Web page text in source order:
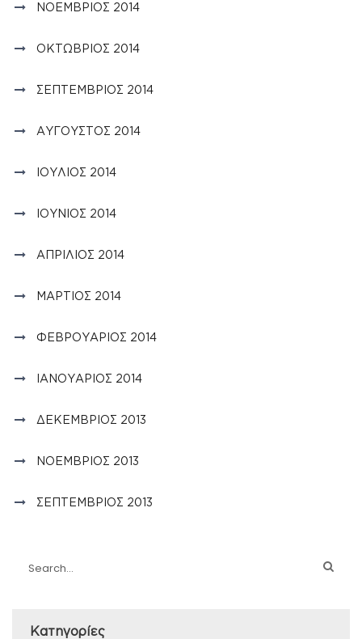
ΝΟΈΜΒΡΙΟΣ 2014
ΟΚΤΏΒΡΙΟΣ 2014
ΣΕΠΤΈΜΒΡΙΟΣ 2014
ΑΎΓΟΥΣΤΟΣ 2014
ΙΟΎΛΙΟΣ 2014
ΙΟΎΝΙΟΣ 2014
ΑΠΡΊΛΙΟΣ 2014
ΜΆΡΤΙΟΣ 2014
ΦΕΒΡΟΥΆΡΙΟΣ 2014
ΙΑΝΟΥΆΡΙΟΣ 2014
ΔΕΚΈΜΒΡΙΟΣ 2013
ΝΟΈΜΒΡΙΟΣ 2013
ΣΕΠΤΈΜΒΡΙΟΣ 2013
Kατηγορίες